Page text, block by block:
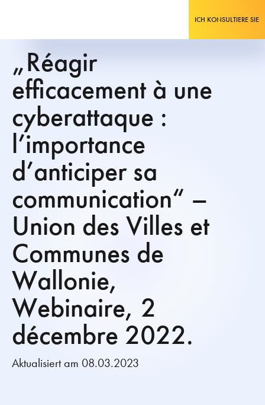
ICH KONSULTIERE SIE
„Réagir
efficacement à une
cyberattaque :
l’importance
d’anticiper sa
communication“ –
Union des Villes et
Communes de
Wallonie,
Webinaire, 2
décembre 2022.
Aktualisiert am 08.03.2023